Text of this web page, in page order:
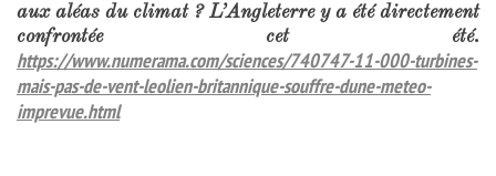
aux aléas du climat ? L’Angleterre y a été directement
confrontée cet été.
https://www.numerama.com/sciences/740747-11-000-turbines-
mais-pas-de-vent-leolien-britannique-souffre-dune-meteo-
imprevue.html